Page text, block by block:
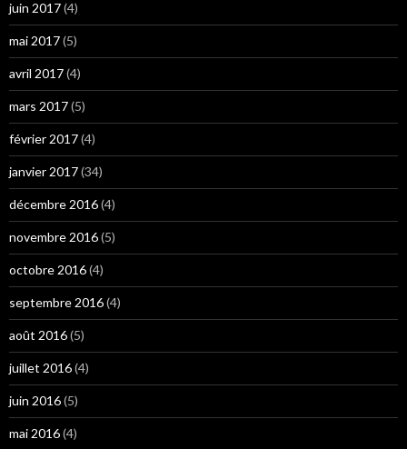
juin 2017(4)
mai 2017(5)
avril 2017(4)
mars 2017(5)
février 2017(4)
janvier 2017(34)
décembre 2016(4)
novembre 2016(5)
octobre 2016(4)
septembre 2016(4)
août 2016(5)
juillet 2016(4)
juin 2016(5)
mai 2016(4)